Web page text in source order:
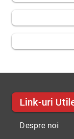
Link-uri
Despre noi